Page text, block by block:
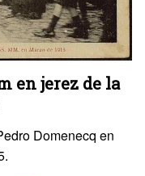
en jerez de la
Domenecq en